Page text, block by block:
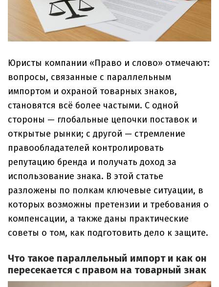
Юристы компании «Право и слово» отмечают:
вопросы, связанные с параллельным
импортом и охраной товарных знаков,
становятся всё более частыми. С одной
стороны — глобальные цепочки поставок и
открытые рынки; с другой — стремление
правообладателей контролировать
репутацию бренда и получать доход за
использование знака. В этой статье
разложены по полкам ключевые ситуации, в
которых возможны претензии и требования о
компенсации, а также даны практические
советы о том, как подготовить дело к защите.
Что такое параллельный импорт и как он
пересекается с правом на товарный знак